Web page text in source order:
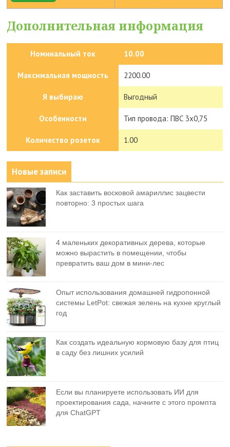
Дополнительная информация
Номинальный ток 10.00
Максимальная мощность 2200.00
Я выбираю Выгодный
Особенности Тип провода: ПВС 3х0,75
Количество розеток 1.00
Новые записи
Как заставить восковой амариллис зацвести
повторно: 3 простых шага
4 маленьких декоративных дерева, которые
можно вырастить в помещении, чтобы
превратить ваш дом в мини-лес
Опыт использования домашней гидропонной
системы LetPot: свежая зелень на кухне круглый
год
Как создать идеальную кормовую базу для птиц
в саду без лишних усилий
Если вы планируете использовать ИИ для
проектирования сада, начните с этого промпта
для ChatGPT